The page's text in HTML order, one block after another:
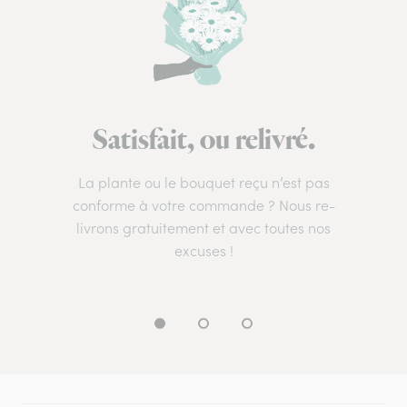
Satisfait, ou relivré.
La plante ou le bouquet reçu n’est pas
conforme à votre commande ? Nous re-
livrons gratuitement et avec toutes nos
excuses !